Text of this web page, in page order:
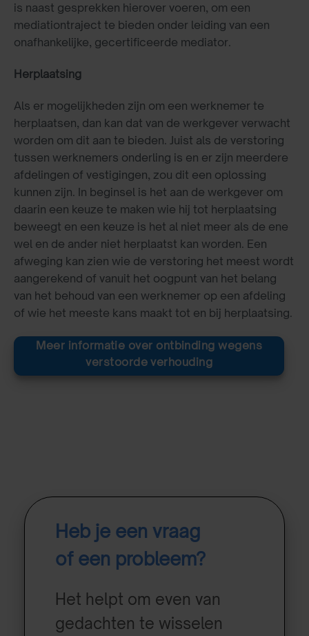
is naast gesprekken hierover voeren, om een
mediationtraject te bieden onder leiding van een
onafhankelijke, gecertificeerde mediator.
Herplaatsing
Als er mogelijkheden zijn om een werknemer te
herplaatsen, dan kan dat van de werkgever verwacht
worden om dit aan te bieden. Juist als de verstoring
tussen werknemers onderling is en er zijn meerdere
afdelingen of vestigingen, zou dit een oplossing
kunnen zijn. In beginsel is het aan de werkgever om
daarin een keuze te maken wie hij tot herplaatsing
beweegt en een keuze is het al niet meer als de ene
wel en de ander niet herplaatst kan worden. Een
afweging kan zien wie de verstoring het meest wordt
aangerekend of vanuit het oogpunt van het belang
van het behoud van een werknemer op een afdeling
of wie het meeste kans maakt tot en bij herplaatsing.
Meer informatie over ontbinding wegens
verstoorde verhouding
Heb je een vraag
of een probleem?
Het helpt om even van
gedachten te wisselen